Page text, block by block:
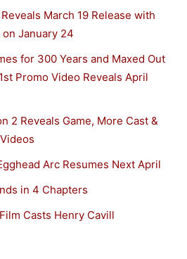
March 19 Release with
January 24
for 300 Years and Maxed Out
Promo Video Reveals April
2 Reveals Game, More Cast &
Arc Resumes Next April
in 4 Chapters
Casts Henry Cavill